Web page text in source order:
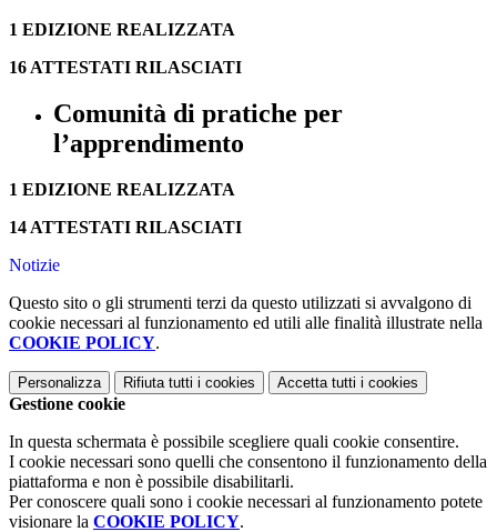
1 EDIZIONE REALIZZATA
16 ATTESTATI RILASCIATI
Comunità di pratiche per
l’apprendimento
1 EDIZIONE REALIZZATA
14 ATTESTATI RILASCIATI
Notizie
Questo sito o gli strumenti terzi da questo utilizzati si avvalgono di
cookie necessari al funzionamento ed utili alle finalità illustrate nella
COOKIE POLICY.
Personalizza Rifiuta tutti i cookies Accetta tutti i cookies
Gestione cookie
In questa schermata è possibile scegliere quali cookie consentire.
I cookie necessari sono quelli che consentono il funzionamento della
piattaforma e non è possibile disabilitarli.
Per conoscere quali sono i cookie necessari al funzionamento potete
visionare la COOKIE POLICY.